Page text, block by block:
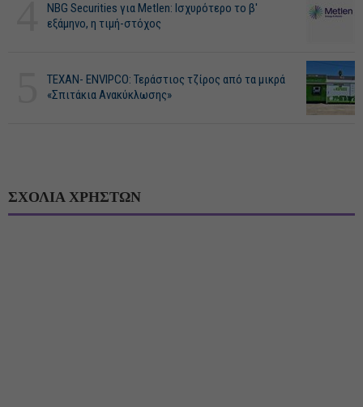
NBG Securities για Metlen: Ισχυρότερο το β'
εξάμηνο, η τιμή-στόχος
ΤΕΧΑΝ- ENVIPCO: Τεράστιος τζίρος από τα μικρά
«Σπιτάκια Ανακύκλωσης»
ΣΧΟΛΙΑ ΧΡΗΣΤΩΝ